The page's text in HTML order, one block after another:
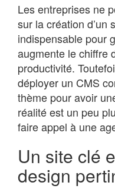
Les entreprises ne
sur la création d’un
indispensable pour
augmente le chiffre
productivité.
déployer un CMS
thème pour avoir
réalité est un peu
faire appel à une
Un site clé
design